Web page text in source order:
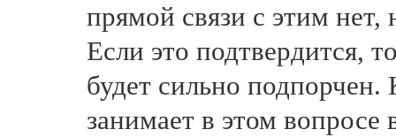
прямой связи с этим нет,
Если это подтвердится,
будет сильно подпорчен.
занимает в этом